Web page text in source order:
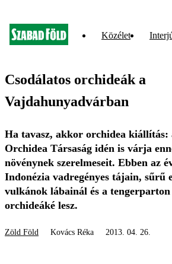
Közélet
Csodálatos orchideák a
Vajdahunyadvárban
Ha tavasz, akkor orchidea kiállítás:
Orchidea Társaság idén is várja
növénynek szerelmeseit. Ebben az
Indonézia vadregényes tájain, sűrű
vulkánok lábainál és a tengerparton
orchideáké lesz.
Zöld Föld Kovács Réka 2013. 04. 26.